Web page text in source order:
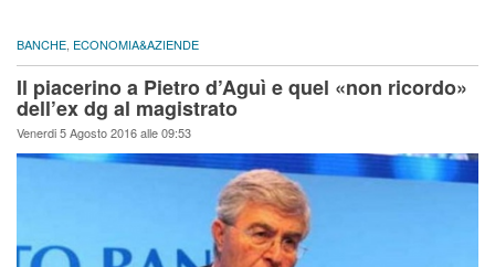
BANCHE, ECONOMIA&AZIENDE
Il piacerino a Pietro d’Aguì e quel «non ricordo»
dell’ex dg al magistrato
Venerdi 5 Agosto 2016 alle 09:53